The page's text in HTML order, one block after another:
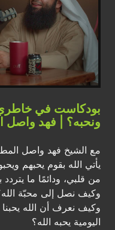
بودكاست في خاطري
ونحبه؟ | فهد واصل
مع الشيخ فهد واصل
يأتي الله بقوم يحبهم
من قلبي، ودائمًا ما
وكيف نصل إلى محبّة
وكيف نعرف أن الله يحبنا
اليومية يحبه الله؟